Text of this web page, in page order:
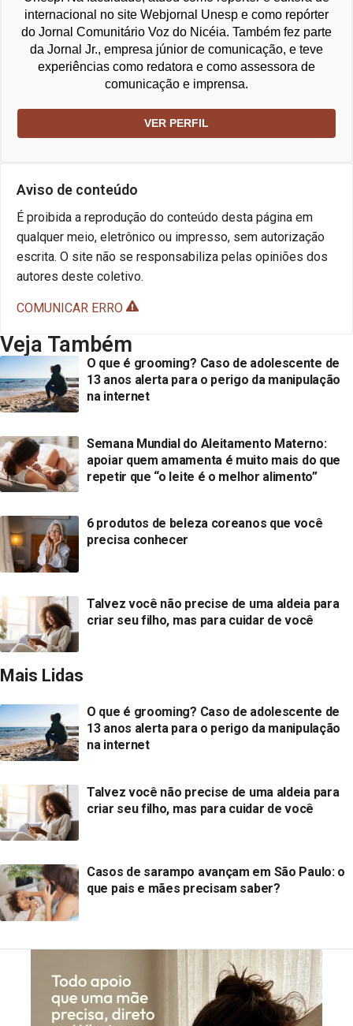
internacional no site Webjornal Unesp e como repórter
do Jornal Comunitário Voz do Nicéia. Também fez parte
da Jornal Jr., empresa júnior de comunicação, e teve
experiências como redatora e como assessora de
comunicação e imprensa.
VER PERFIL
Aviso de conteúdo
É proibida a reprodução do conteúdo desta página em
qualquer meio, eletrônico ou impresso, sem autorização
escrita. O site não se responsabiliza pelas opiniões dos
autores deste coletivo.
COMUNICAR ERRO
Veja Também
O que é grooming? Caso de adolescente de
13 anos alerta para o perigo da manipulação
na internet
Semana Mundial do Aleitamento Materno:
apoiar quem amamenta é muito mais do que
repetir que “o leite é o melhor alimento”
6 produtos de beleza coreanos que você
precisa conhecer
Talvez você não precise de uma aldeia para
criar seu filho, mas para cuidar de você
Mais Lidas
O que é grooming? Caso de adolescente de
13 anos alerta para o perigo da manipulação
na internet
Talvez você não precise de uma aldeia para
criar seu filho, mas para cuidar de você
Casos de sarampo avançam em São Paulo: o
que pais e mães precisam saber?